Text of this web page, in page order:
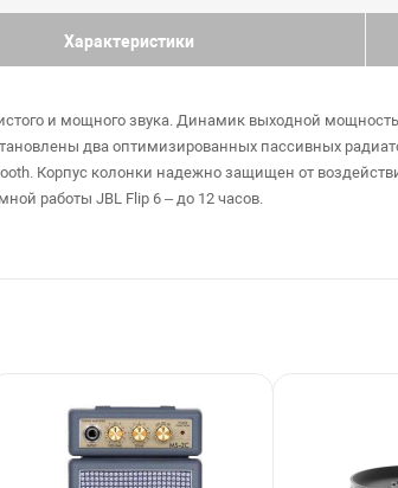
Характеристики
и мощного звука. Динамик выходной
два оптимизированных пассивных
Корпус колонки надежно защищен от
работы JBL Flip 6 – до 12 часов.